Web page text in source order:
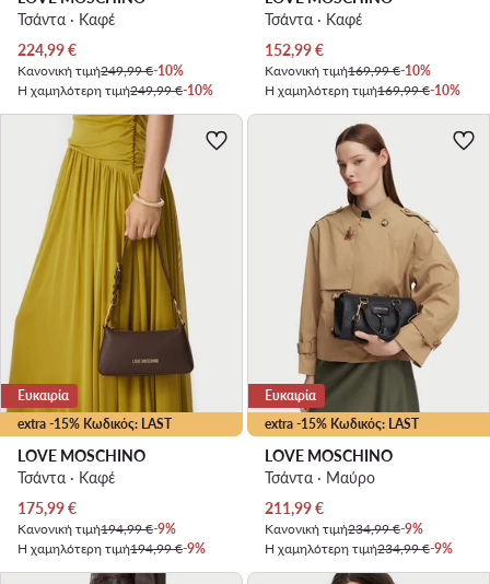
Τσάντα · Καφέ
Τρέχουσα τιμή
224,99€
Κανονική τιμή249,99 €-10%
Η χαμηλότερη τιμή249,99 €-10%
Τσάντα · Καφέ
Τρέχουσα τιμή
152,99€
Κανονική τιμή169,99 €-10%
Η χαμηλότερη τιμή169,99 €-10%
extra -15% Κωδικός: LAST
Ευκαιρία
LOVE MOSCHINO
Τσάντα · Καφέ
Τρέχουσα τιμή
175,99€
Κανονική τιμή194,99 €-9%
Η χαμηλότερη τιμή194,99 €-9%
extra -15% Κωδικός: LAST
Ευκαιρία
LOVE MOSCHINO
Τσάντα · Μαύρο
Τρέχουσα τιμή
211,99€
Κανονική τιμή234,99 €-9%
Η χαμηλότερη τιμή234,99 €-9%